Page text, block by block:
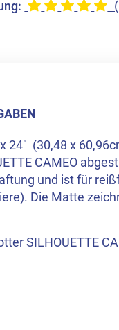
24" (30,48 x
CAMEO
und ist für
Die Matte
SILHOUETTE